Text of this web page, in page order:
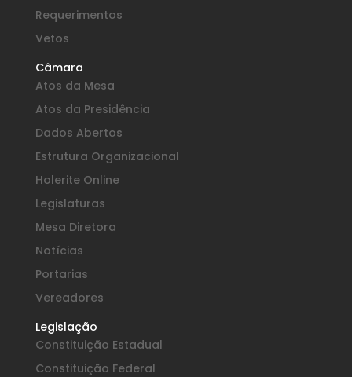
Requerimentos
Vetos
Câmara
Atos da Mesa
Atos da Presidência
Dados Abertos
Estrutura Organizacional
Holerite Online
Legislaturas
Mesa Diretora
Notícias
Portarias
Vereadores
Legislação
Constituição Estadual
Constituição Federal